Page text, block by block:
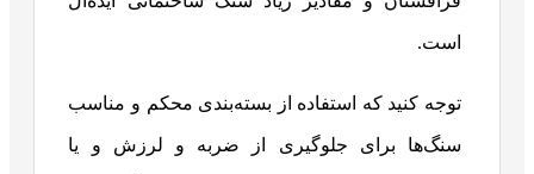
است.
توجه کنید که استفاده از بسته‌بندی محکم و مناسب
سنگ‌ها برای جلوگیری از ضربه و لرزش و یا